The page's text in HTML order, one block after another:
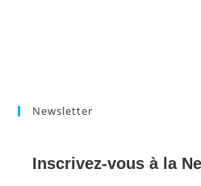
Newsletter
Inscrivez-vous à la